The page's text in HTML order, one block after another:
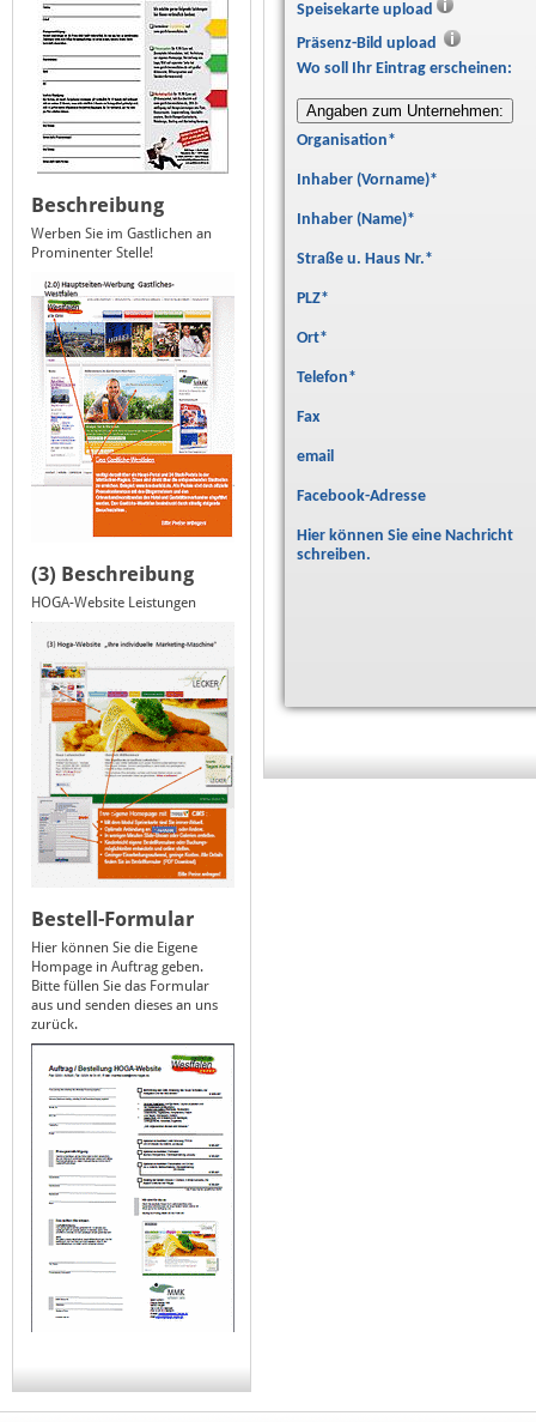
Beschreibung
Werben Sie im Gastlichen an
Prominenter Stelle!
(3) Beschreibung
HOGA-Website Leistungen
Bestell-Formular
Hier können Sie die Eigene
Hompage in Auftrag geben.
Bitte füllen Sie das Formular
aus und senden dieses an uns
zurück.
Speisekarte upload
Präsenz-Bild upload
Wo soll Ihr Eintrag erscheinen:
Organisation*
Inhaber (Vorname)*
Inhaber (Name)*
Straße u. Haus Nr.*
PLZ*
Ort*
Telefon*
Fax
email
Facebook-Adresse
Hier können Sie eine Nachricht
schreiben.